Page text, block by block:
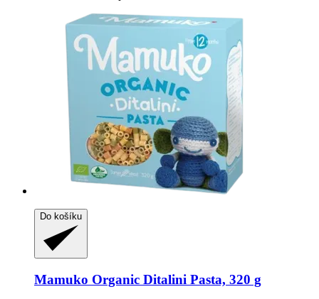
Do košíku
Mamuko Organic Ditalini Pasta, 320 g